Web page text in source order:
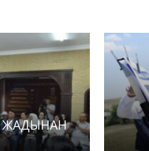
ЖАДЫНАН